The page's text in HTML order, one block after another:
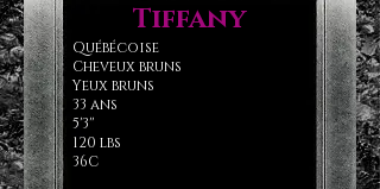
Tiffany
Québécoise
Cheveux bruns
Yeux bruns
33 ans
5'3''
120 lbs
36C